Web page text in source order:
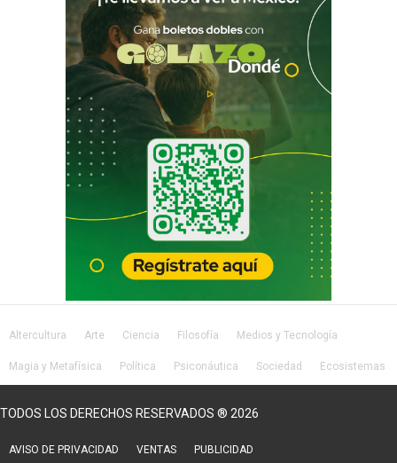
Altercultura Arte Ciencia Filosofía Medios y Tecnología
Magia y Metafísica Política Psiconáutica Sociedad Ecosistemas
TODOS LOS DERECHOS RESERVADOS ® 2026
AVISO DE PRIVACIDAD VENTAS PUBLICIDAD